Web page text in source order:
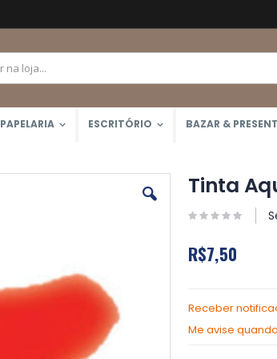
PAPELARIA ESCRITÓRIO BAZAR &
Tinta
R$7,50
Receber
Me avise